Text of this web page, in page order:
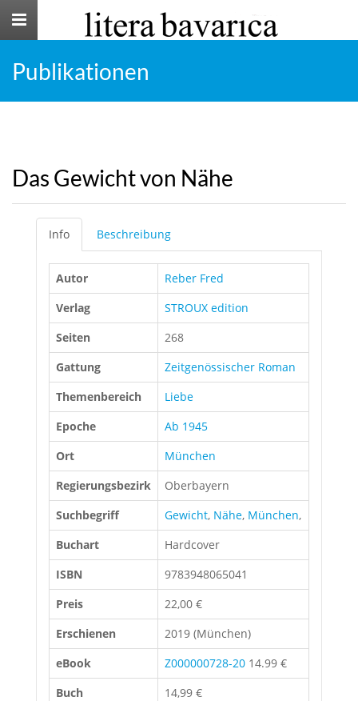
Toggle
Publikationen
Das Gewicht von Nähe
Info Beschreibung
Autor
Reber Fred
Verlag
STROUX edition
Seiten
268
Gattung
Zeitgenössischer Roman
Themenbereich
Liebe
Epoche
Ab 1945
Ort
München
Regierungsbezirk
Oberbayern
Suchbegriff
Gewicht, Nähe, München,
Buchart
Hardcover
ISBN
9783948065041
Preis
22,00 €
Erschienen
2019 (München)
eBook
Z000000728-20 14.99 €
Buch
14,99 €